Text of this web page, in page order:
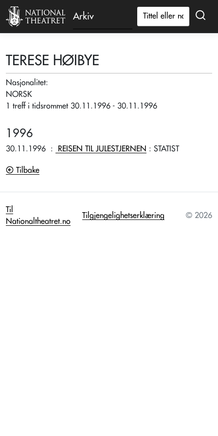
Arkiv
TERESE HØIBYE
Nasjonalitet:
NORSK
1 treff i tidsrommet 30.11.1996 - 30.11.1996
1996
30.11.1996 : REISEN TIL JULESTJERNEN : STATIST
Tilbake
Til
Nationaltheatret.no
Tilgjengelighetserklæring © 2026